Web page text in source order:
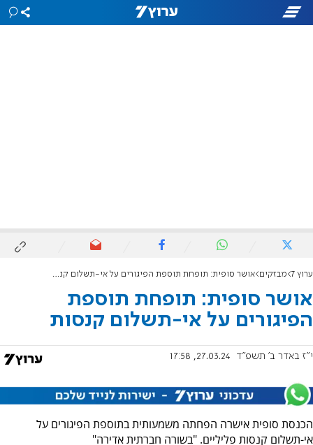
ערוץ 7 מבזקים אושר סופית: תופחת תוספת הפיגורים על אי-תשלום קנסות
אושר סופית: תופחת תוספת
הפיגורים על אי-תשלום קנסות
י"ז באדר ב׳ תשפ"ד 27.03.24, 17:58
הכנסת סופית אישרה הפחתה משמעותית בתוספת הפיגורים על
אי-תשלום קנסות פליליים. "בשורה חברתית אדירה"